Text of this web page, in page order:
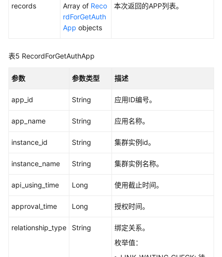
架
据
据
数
服
API
records Array of Reco
rdForGetAuth
App objects
本次返回的APP列表。
表5 RecordForGetAuthApp
参数 参数类型 描述
app_id String 应用ID编号。
app_name String 应用名称。
instance_id String 集群实例id。
instance_name String 集群实例名称。
api_using_time Long 使用截止时间。
approval_time Long 授权时间。
relationship_type String
绑定关系。
枚举值：